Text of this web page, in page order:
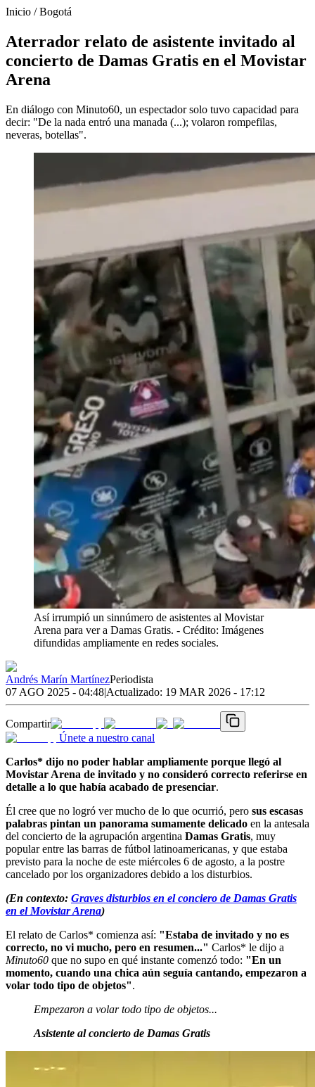
Inicio /Bogotá
Aterrador relato de asistente invitado al
concierto de Damas Gratis en el Movistar
Arena
En diálogo con Minuto60, un espectador solo tuvo capacidad para
decir: "De la nada entró una manada (...); volaron rompefilas,
neveras, botellas".
Así irrumpió un sinnúmero de asistentes al Movistar
Arena para ver a Damas Gratis. - Crédito: Imágenes
difundidas ampliamente en redes sociales.
Andrés Marín MartínezPeriodista
07 AGO 2025 - 04:48|Actualizado: 19 MAR 2026 - 17:12
Compartir
Únete a nuestro canal
Carlos* dijo no poder hablar ampliamente porque llegó al
Movistar Arena de invitado y no consideró correcto referirse en
detalle a lo que había acabado de presenciar.
Él cree que no logró ver mucho de lo que ocurrió, pero sus escasas
palabras pintan un panorama sumamente delicado en la antesala
del concierto de la agrupación argentina Damas Gratis, muy
popular entre las barras de fútbol latinoamericanas, y que estaba
previsto para la noche de este miércoles 6 de agosto, a la postre
cancelado por los organizadores debido a los disturbios.
(En contexto: Graves disturbios en el conciero de Damas Gratis
en el Movistar Arena)
El relato de Carlos* comienza así: "Estaba de invitado y no es
correcto, no vi mucho, pero en resumen..." Carlos* le dijo a
Minuto60 que no supo en qué instante comenzó todo: "En un
momento, cuando una chica aún seguía cantando, empezaron a
volar todo tipo de objetos".
Empezaron a volar todo tipo de objetos...
Asistente al concierto de Damas Gratis